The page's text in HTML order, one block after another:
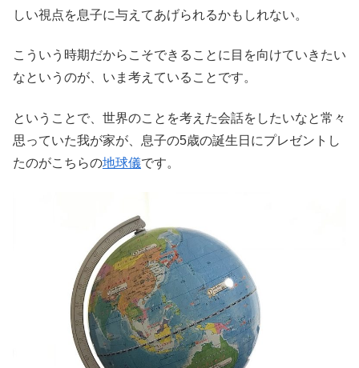
しい視点を息子に与えてあげられるかもしれない。
こういう時期だからこそできることに目を向けていきたい
なというのが、いま考えていることです。
ということで、世界のことを考えた会話をしたいなと常々
思っていた我が家が、息子の5歳の誕生日にプレゼントし
たのがこちらの地球儀です。